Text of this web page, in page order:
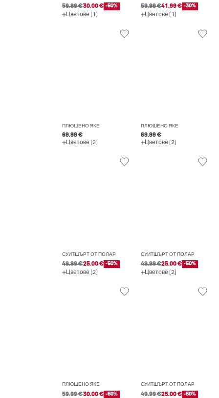
59.99 €30.00 € -50%
Цветове (1)
59.99 €41.99 € -30%
Цветове (1)
ПЛЮШЕНО ЯКЕ
69.99 €
Цветове (2)
ПЛЮШЕНО ЯКЕ
69.99 €
Цветове (2)
СУИТШЪРТ ОТ ПОЛАР
49.99 €25.00 € -50%
Цветове (2)
СУИТШЪРТ ОТ ПОЛАР
49.99 €25.00 € -50%
Цветове (2)
ПЛЮШЕНО ЯКЕ
59.99 €30.00 € -50%
СУИТШЪРТ ОТ ПОЛАР
49.99 €25.00 € -50%